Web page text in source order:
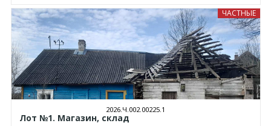
ЧАСТНЫЕ
2026.Ч.002.00225.1
Лот №1. Магазин, склад